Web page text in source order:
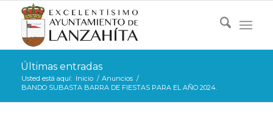
Últimas entradas
Usted está aquí: Inicio / Anuncios /
BANDO SUBASTA BARRA DE FIESTAS PARA EL AÑO 2024.